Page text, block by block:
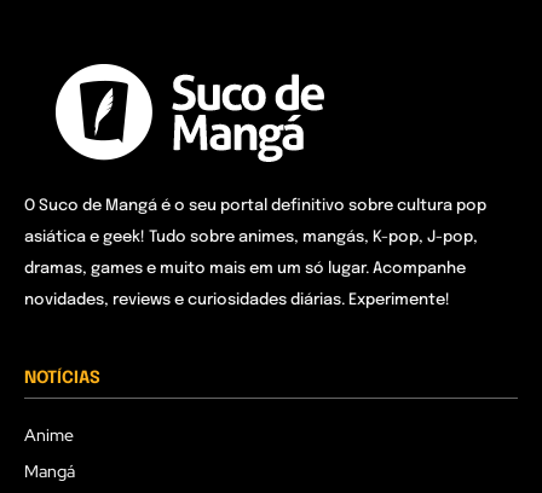
O Suco de Mangá é o seu portal definitivo sobre cultura pop
asiática e geek! Tudo sobre animes, mangás, K-pop, J-pop,
dramas, games e muito mais em um só lugar. Acompanhe
novidades, reviews e curiosidades diárias. Experimente!
NOTÍCIAS
Anime
Mangá